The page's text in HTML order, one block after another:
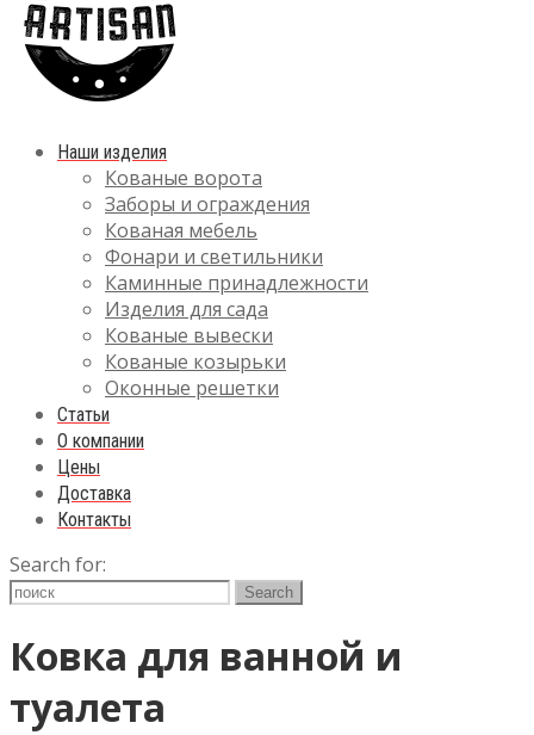
Наши изделия
Кованые ворота
Заборы и ограждения
Кованая мебель
Фонари и светильники
Каминные принадлежности
Изделия для сада
Кованые вывески
Кованые козырьки
Оконные решетки
Статьи
О компании
Цены
Доставка
Контакты
Search for:
Ковка для ванной и
туалета